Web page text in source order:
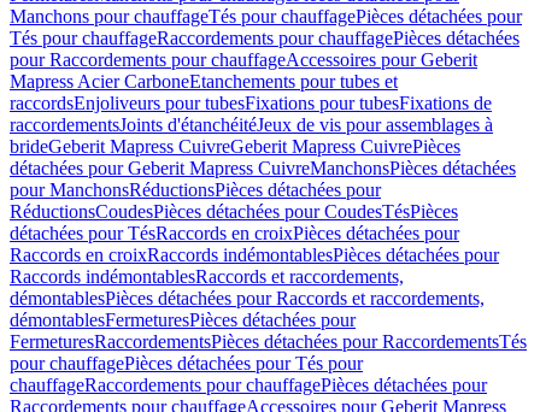
Manchons pour chauffageTés pour chauffagePièces détachées pour
Tés pour chauffageRaccordements pour chauffagePièces détachées
pour Raccordements pour chauffageAccessoires pour Geberit
Mapress Acier CarboneEtanchements pour tubes et
raccordsEnjoliveurs pour tubesFixations pour tubesFixations de
raccordementsJoints d'étanchéitéJeux de vis pour assemblages à
brideGeberit Mapress CuivreGeberit Mapress CuivrePièces
détachées pour Geberit Mapress CuivreManchonsPièces détachées
pour ManchonsRéductionsPièces détachées pour
RéductionsCoudesPièces détachées pour CoudesTésPièces
détachées pour TésRaccords en croixPièces détachées pour
Raccords en croixRaccords indémontablesPièces détachées pour
Raccords indémontablesRaccords et raccordements,
démontablesPièces détachées pour Raccords et raccordements,
démontablesFermeturesPièces détachées pour
FermeturesRaccordementsPièces détachées pour RaccordementsTés
pour chauffagePièces détachées pour Tés pour
chauffageRaccordements pour chauffagePièces détachées pour
Raccordements pour chauffageAccessoires pour Geberit Mapress